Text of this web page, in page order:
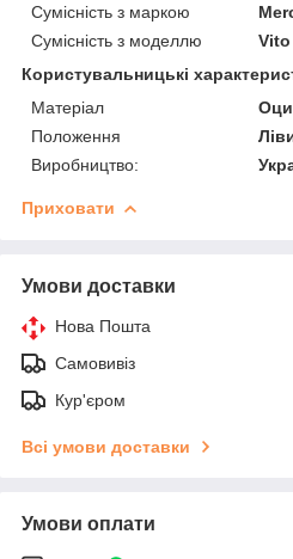
Сумісність з маркою
Сумісність з моделлю
Vito
Користувальницькі
Матеріал
Положення
Виробництво:
Приховати
Умови доставки
Нова Пошта
Самовивіз
Кур'єром
Всі умови доставки
Умови оплати